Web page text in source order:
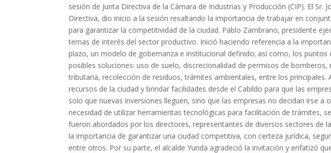
sesión de Junta Directiva de la Cámara de Industrias y Producción (CIP). El Sr.
Directiva, dio inicio a la sesión resaltando la importancia de trabajar en
para garantizar la competitividad de la ciudad. Pablo Zambrano, presidente
temas de interés del sector productivo. Inició haciendo referencia a la
plazo, un modelo de gobernanza e institucional definido; así como, los
posibles soluciones: uso de suelo, discrecionalidad de permisos de bomberos,
tributaria, recolección de residuos, trámites ambientales, entre los
recursos de la ciudad y brindar facilidades desde el Cabildo para que las
solo que nuevas inversiones lleguen, sino que las empresas no decidan irse a
necesidad de utilizar herramientas tecnológicas para facilitación de trámites,
fueron abordados por los directores, representantes de diversos sectores de
la importancia de garantizar una ciudad competitiva, con certeza jurídica,
entre otros. Por su parte, el alcalde Yunda agradeció la invitación y enfatizó